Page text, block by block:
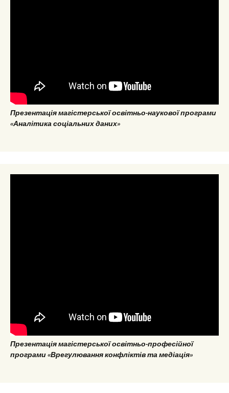
Презентація магістерської освітньо-наукової програми
«Аналітика соціальних даних»
Презентація магістерської освітньо-професійної
програми «Врегулювання конфліктів та медіація»